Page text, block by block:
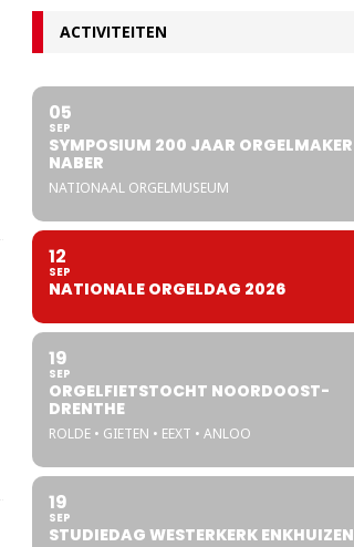
ACTIVITEITEN
05
SEP
SYMPOSIUM 200 JAAR ORGELMAKER
NABER
NATIONAAL ORGELMUSEUM
12
SEP
NATIONALE ORGELDAG 2026
19
SEP
ORGELFIETSTOCHT NOORDOOST-
DRENTHE
ROLDE • GIETEN • EEXT • ANLOO
19
SEP
STUDIEDAG WESTERKERK ENKHUIZEN